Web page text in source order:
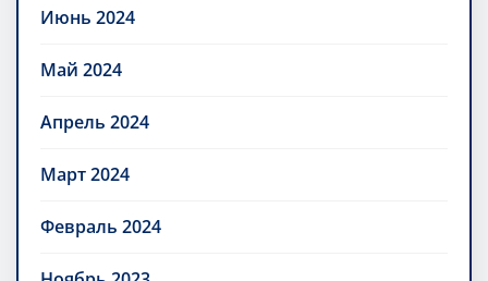
Июнь 2024
Май 2024
Апрель 2024
Март 2024
Февраль 2024